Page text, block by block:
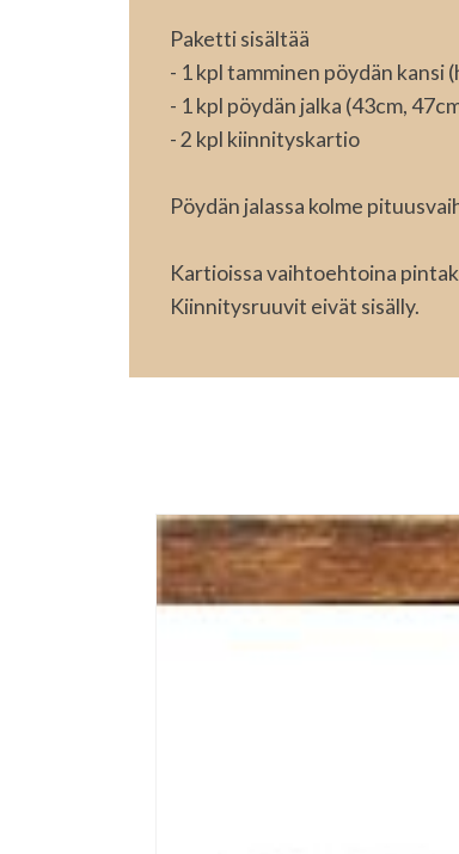
Paketti sisältää
- 1 kpl tamminen pöydän kansi
- 1 kpl pöydän jalka (43cm,
- 2 kpl kiinnityskartio
Pöydän jalassa kolme
Kartioissa vaihtoehtoina
Kiinnitysruuvit eivät sisälly.